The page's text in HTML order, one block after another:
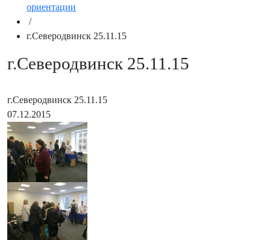
ориентации
/
г.Северодвинск 25.11.15
г.Северодвинск 25.11.15
г.Северодвинск 25.11.15
07.12.2015